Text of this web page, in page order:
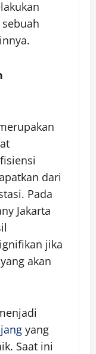
dari
Pada
Jakarta
jika
akan
yang
Saat ini